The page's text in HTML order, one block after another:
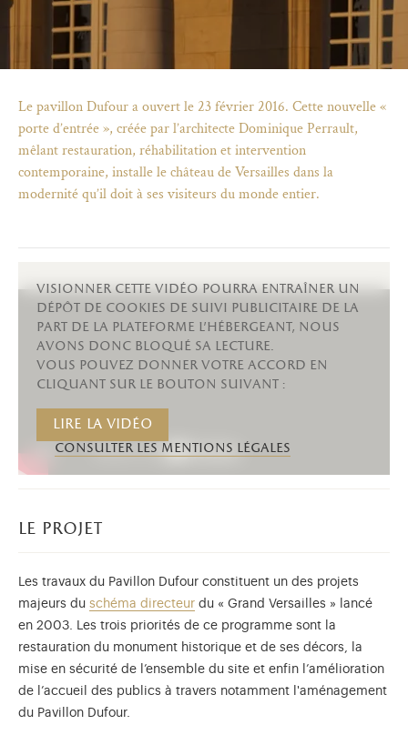
onglet)
nouvel onglet)
fenêtre modale)
de l'application (ouverture dans un nouvel onglet)
Le pavillon Dufour a ouvert le 23 février 2016. Cette nouvelle «
porte d’entrée », créée par l’architecte Dominique Perrault,
mêlant restauration, réhabilitation et intervention
contemporaine, installe le château de Versailles dans la
modernité qu’il doit à ses visiteurs du monde entier.
visionner cette vidéo pourra entraîner un
dépôt de cookies de suivi publicitaire de la
part de la plateforme l’hébergeant, nous
avons donc bloqué sa lecture.
vous pouvez donner votre accord en
cliquant sur le bouton suivant :
Lire la vidéo
consulter les mentions légales
le projet
Les travaux du Pavillon Dufour constituent un des projets
majeurs du schéma directeur du « Grand Versailles » lancé
en 2003. Les trois priorités de ce programme sont la
restauration du monument historique et de ses décors, la
mise en sécurité de l’ensemble du site et enfin l’amélioration
de l’accueil des publics à travers notamment l'aménagement
du Pavillon Dufour.